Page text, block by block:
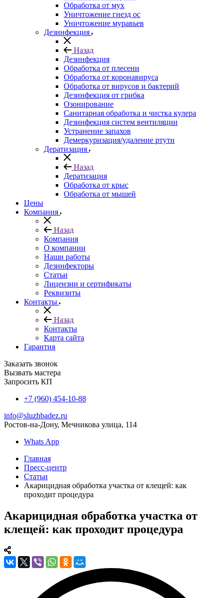
Обработка от мух
Уничтожение гнезд ос
Уничтожение муравьев
Дезинфекция
Назад
Дезинфекция
Обработка от плесени
Обработка от коронавируса
Обработка от вирусов и бактерий
Дезинфекция от грибка
Озонирование
Санитарная обработка и чистка кулера
Дезинфекция систем вентиляции
Устранение запахов
Демеркуризация/удаление ртути
Дератизация
Назад
Дератизация
Обработка от крыс
Обработка от мышей
Цены
Компания
Назад
Компания
О компании
Наши работы
Дезинфекторы
Статьи
Лицензии и сертификаты
Реквизиты
Контакты
Назад
Контакты
Карта сайта
Гарантия
Заказать звонок
Вызвать мастера
Запросить КП
+7 (960) 454-10-88
info@sluzhbadez.ru
Ростов-на-Дону, Мечникова улица, 114
Whats App
Главная
Пресс-центр
Статьи
Акарицидная обработка участка от клещей: как
проходит процедура
Акарицидная обработка участка от
клещей: как проходит процедура